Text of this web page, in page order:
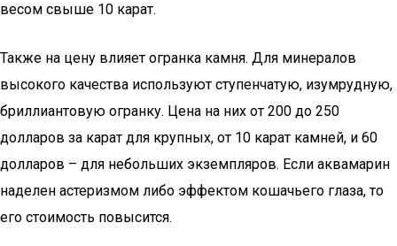
весом свыше 10 карат.
Также на цену влияет огранка камня. Для минералов
высокого качества используют ступенчатую, изумрудную,
бриллиантовую огранку. Цена на них от 200 до 250
долларов за карат для крупных, от 10 карат камней, и 60
долларов – для небольших экземпляров. Если аквамарин
наделен астеризмом либо эффектом кошачьего глаза, то
его стоимость повысится.